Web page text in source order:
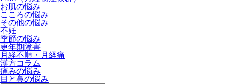
お肌の悩み
こころの悩み
その他の悩み
不妊
季節の悩み
更年期障害
月経不順・月経痛
漢方コラム
痛みの悩み
目と鼻の悩み